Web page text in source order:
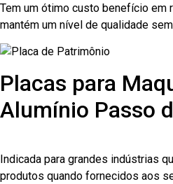
Tem um ótimo custo benefício em
mantém um nível de qualidade
Placas para
Alumínio Passo
Indicada para grandes indústrias
produtos quando fornecidos aos